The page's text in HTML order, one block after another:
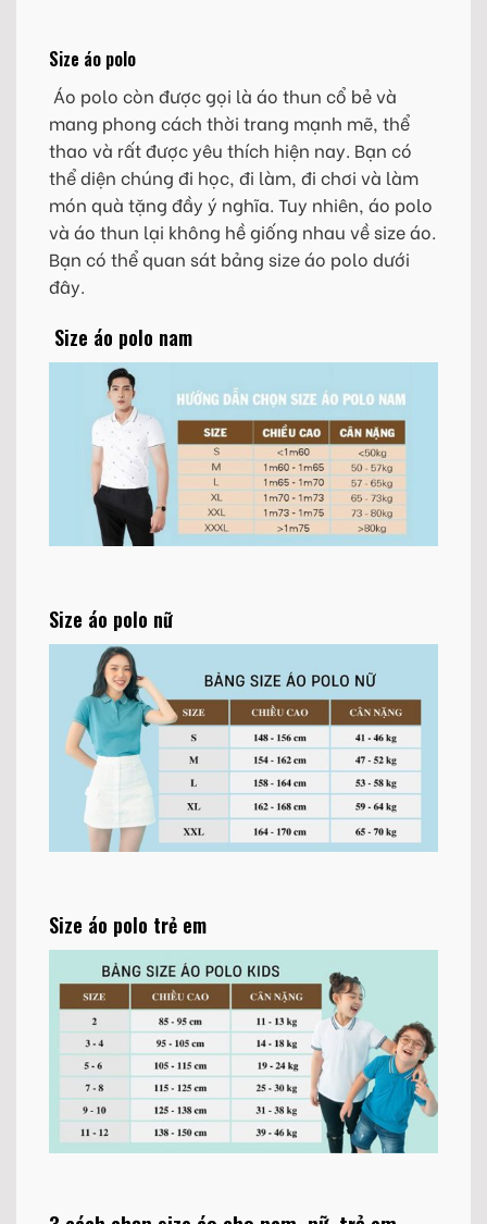
Size áo polo
Áo polo còn được gọi là áo thun cổ bẻ và
mang phong cách thời trang mạnh mẽ, thể
thao và rất được yêu thích hiện nay. Bạn có
thể diện chúng đi học, đi làm, đi chơi và làm
món quà tặng đầy ý nghĩa. Tuy nhiên, áo polo
và áo thun lại không hề giống nhau về size áo.
Bạn có thể quan sát bảng size áo polo dưới
đây.
Size áo polo nam
Size áo polo nữ
Size áo polo trẻ em